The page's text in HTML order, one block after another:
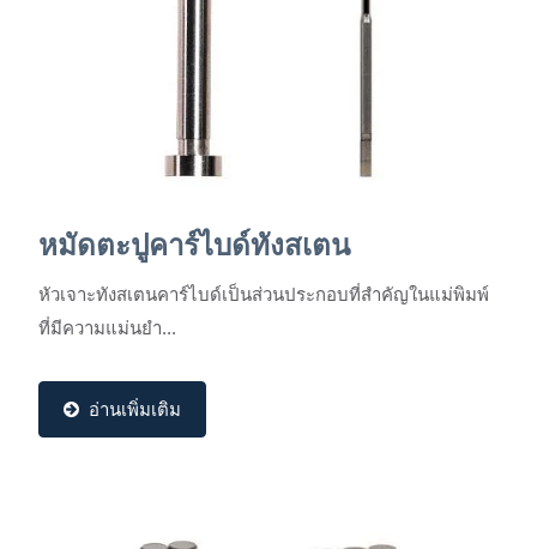
หมัดตะปูคาร์ไบด์ทังสเตน
หัวเจาะทังสเตนคาร์ไบด์เป็นส่วนประกอบที่สำคัญในแม่พิมพ์
ที่มีความแม่นยำ...
อ่านเพิ่มเติม